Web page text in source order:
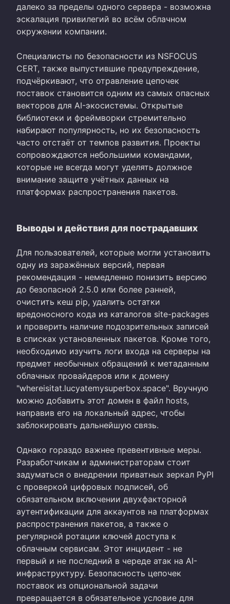
далеко за пределы одного сервера - возможна
эскалация привилегий во всём облачном
окружении компании.
Специалисты по безопасности из NSFOCUS
CERT, также выпустившие предупреждение,
подчёркивают, что отравление цепочек
поставок становится одним из самых опасных
векторов для AI-экосистемы. Открытые
библиотеки и фреймворки стремительно
набирают популярность, но их безопасность
часто отстаёт от темпов развития. Проекты
сопровождаются небольшими командами,
которые не всегда могут уделять должное
внимание защите учётных данных на
платформах распространения пакетов.
Выводы и действия для пострадавших
Для пользователей, которые могли установить
одну из заражённых версий, первая
рекомендация - немедленно понизить версию
до безопасной 2.5.0 или более ранней,
очистить кеш pip, удалить остатки
вредоносного кода из каталогов site-packages
и проверить наличие подозрительных записей
в списках установленных пакетов. Кроме того,
необходимо изучить логи входа на серверы на
предмет необычных обращений к метаданным
облачных провайдеров или к домену
"whereisitat.lucyatemysuperbox.space". Вручную
можно добавить этот домен в файл hosts,
направив его на локальный адрес, чтобы
заблокировать дальнейшую связь.
Однако гораздо важнее превентивные меры.
Разработчикам и администраторам стоит
задуматься о внедрении приватных зеркал PyPI
с проверкой цифровых подписей, об
обязательном включении двухфакторной
аутентификации для аккаунтов на платформах
распространения пакетов, а также о
регулярной ротации ключей доступа к
облачным сервисам. Этот инцидент - не
первый и не последний в череде атак на AI-
инфраструктуру. Безопасность цепочек
поставок из опциональной задачи
превращается в обязательное условие для